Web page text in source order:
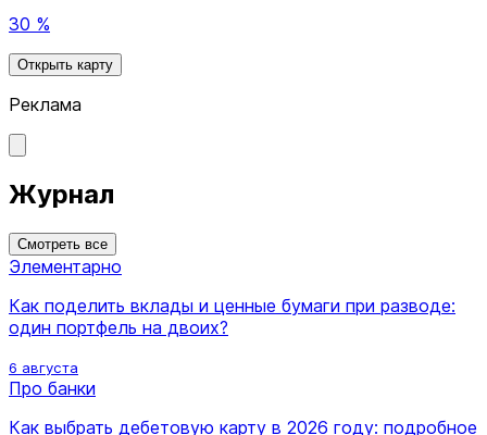
30 %
Открыть карту
Реклама
Журнал
Смотреть все
Элементарно
Как поделить вклады и ценные бумаги при разводе:
один портфель на двоих?
6 августа
Про банки
Как выбрать дебетовую карту в 2026 году: подробное